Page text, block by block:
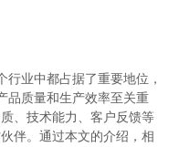
行业中都占据了重要地位，
品质量和生产效率至关重
、技术能力、客户反馈等
伴。通过本文的介绍，相